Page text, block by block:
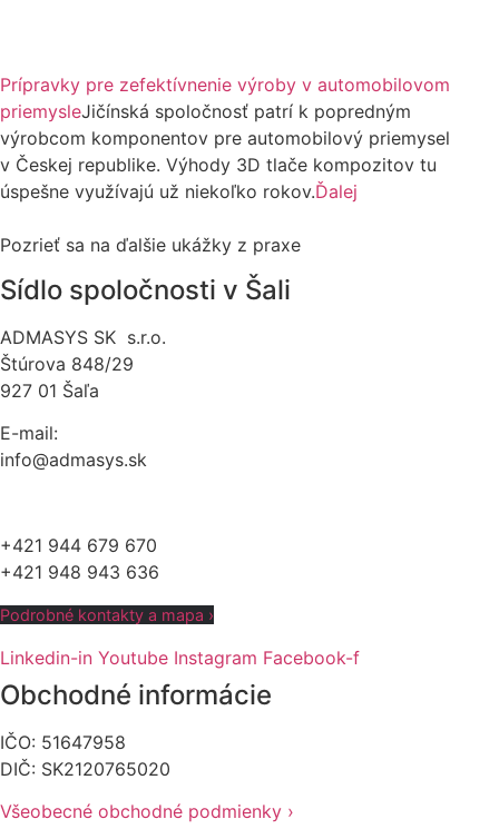
Prípravky pre zefektívnenie výroby v automobilovom
priemysleJičínská spoločnosť patrí k popredným
výrobcom komponentov pre automobilový priemysel
v Českej republike. Výhody 3D tlače kompozitov tu
úspešne využívajú už niekoľko rokov.Ďalej
Pozrieť sa na ďalšie ukážky z praxe
Sídlo spoločnosti v Šali
ADMASYS SK s.r.o.
Štúrova 848/29
927 01 Šaľa
E-mail:
info@admasys.sk
+421 944 679 670
+421 948 943 636
Podrobné kontakty a mapa ›
Linkedin-in Youtube Instagram Facebook-f
Obchodné informácie
IČO: 51647958
DIČ: SK2120765020
Všeobecné obchodné podmienky ›